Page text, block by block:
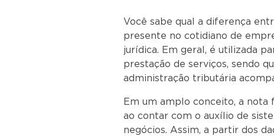
Você sabe qual a diferença
presente no cotidiano de
jurídica. Em geral, é utilizada
prestação de serviços, sendo
administração tributária
Em um amplo conceito, a nota
ao contar com o auxílio de
negócios. Assim, a partir dos